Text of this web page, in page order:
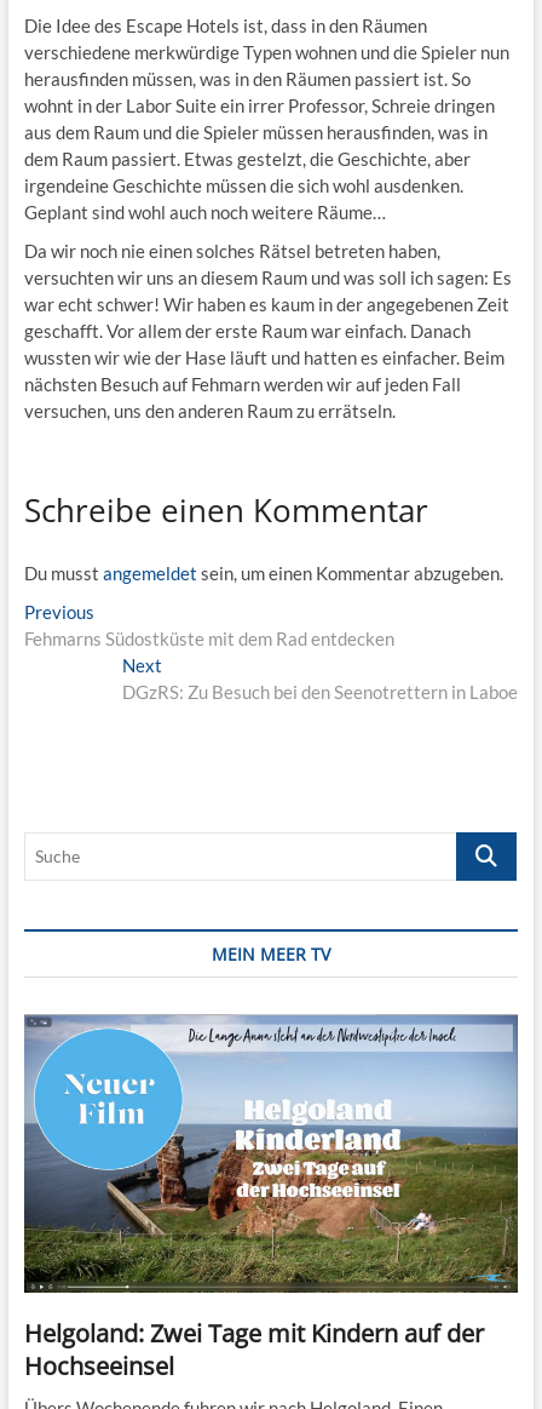
Die Idee des Escape Hotels ist, dass in den Räumen
verschiedene merkwürdige Typen wohnen und die Spieler nun
herausfinden müssen, was in den Räumen passiert ist. So
wohnt in der Labor Suite ein irrer Professor, Schreie dringen
aus dem Raum und die Spieler müssen herausfinden, was in
dem Raum passiert. Etwas gestelzt, die Geschichte, aber
irgendeine Geschichte müssen die sich wohl ausdenken.
Geplant sind wohl auch noch weitere Räume…
Da wir noch nie einen solches Rätsel betreten haben,
versuchten wir uns an diesem Raum und was soll ich sagen: Es
war echt schwer! Wir haben es kaum in der angegebenen Zeit
geschafft. Vor allem der erste Raum war einfach. Danach
wussten wir wie der Hase läuft und hatten es einfacher. Beim
nächsten Besuch auf Fehmarn werden wir auf jeden Fall
versuchen, uns den anderen Raum zu errätseln.
Schreibe einen Kommentar
Du musst angemeldet sein, um einen Kommentar abzugeben.
Beitragsnavigation
PreviousPrevious
post:
Fehmarns Südostküste mit dem Rad entdecken
Next
post:
DGzRS: Zu Besuch bei den Seenotrettern in Laboe
Suche
MEIN MEER TV
Helgoland: Zwei Tage mit Kindern auf der
Hochseeinsel